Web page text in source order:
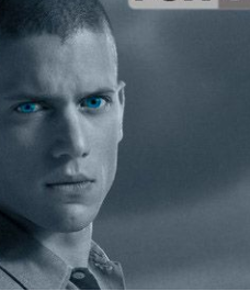
开
始
了"